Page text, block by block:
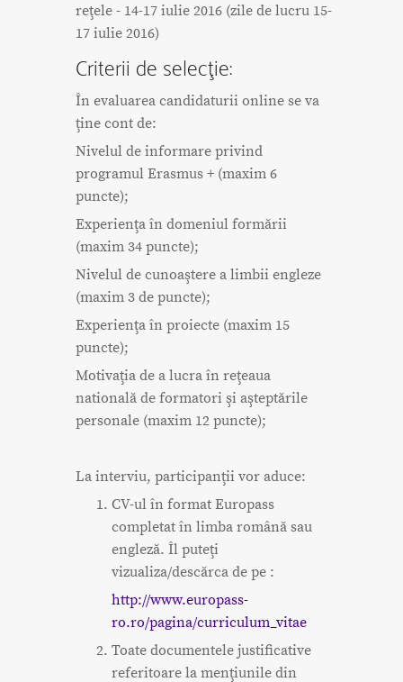
reţele - 14-17 iulie 2016 (zile de lucru 15-
17 iulie 2016)
Criterii de selecţie:
În evaluarea candidaturii online se va
ţine cont de:
Nivelul de informare privind
programul Erasmus + (maxim 6
puncte);
Experienţa în domeniul formării
(maxim 34 puncte);
Nivelul de cunoaştere a limbii engleze
(maxim 3 de puncte);
Experienţa în proiecte (maxim 15
puncte);
Motivaţia de a lucra în reţeaua
natională de formatori şi aşteptările
personale (maxim 12 puncte);
La interviu, participanţii vor aduce:
CV-ul în format Europass
completat în limba română sau
engleză. Îl puteţi
vizualiza/descărca de pe :
http://www.europass-
ro.ro/pagina/curriculum_vitae
Toate documentele justificative
referitoare la menţiunile din